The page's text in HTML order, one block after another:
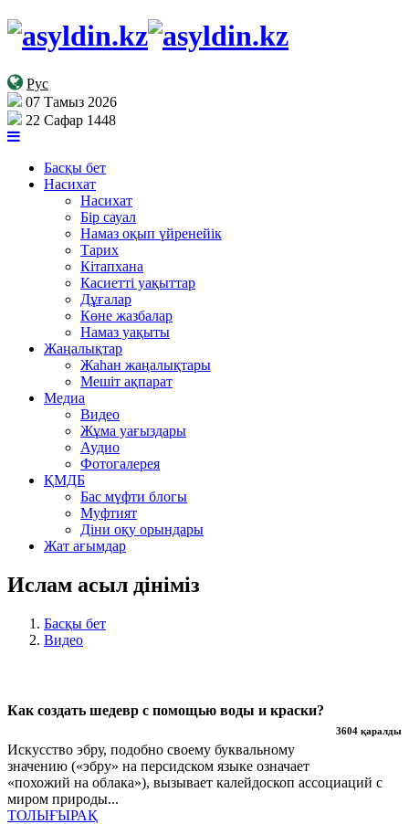
Рус
07 Тамыз 2026
22 Сафар 1448
Басқы бет
Насихат
Насихат
Бір сауал
Намаз оқып үйренейік
Тарих
Кітапхана
Касиетті уақыттар
Дұғалар
Көне жазбалар
Намаз уақыты
Жаңалықтар
Жаһан жаңалықтары
Мешіт ақпарат
Медиа
Видео
Жұма уағыздары
Аудио
Фотогалерея
ҚМДБ
Бас мүфти блогы
Муфтият
Діни оқу орындары
Жат ағымдар
Ислам асыл дініміз
Басқы бет
Видео
3604 қаралды
Как создать шедевр с помощью воды и краски?
Искусство эбру, подобно своему буквальному
значению («эбру» на персидском языке означает
«похожий на облака»), вызывает калейдоскоп ассоциаций с
миром природы...
ТОЛЫҒЫРАҚ